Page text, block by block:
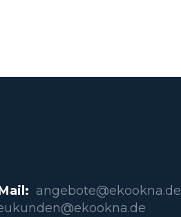
angebote@ekookna.de